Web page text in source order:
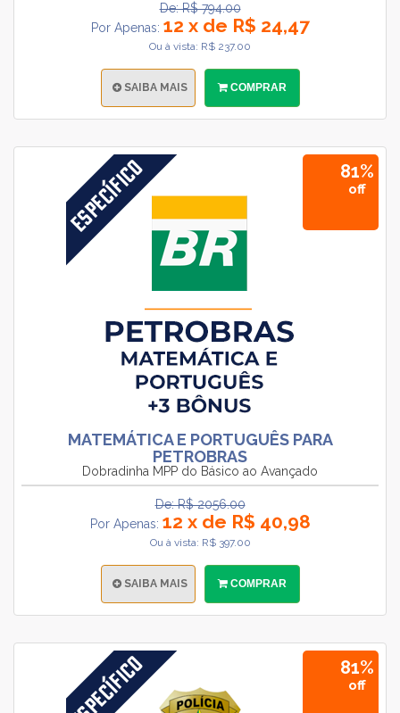
De: R$ 794.00
Por Apenas: 12 x de R$ 24,47
Ou à vista: R$ 237.00
SAIBA MAIS COMPRAR
81%
off
MATEMÁTICA E PORTUGUÊS PARA
PETROBRAS
Dobradinha MPP do Básico ao Avançado
De: R$ 2056.00
Por Apenas: 12 x de R$ 40,98
Ou à vista: R$ 397.00
SAIBA MAIS COMPRAR
81%
off